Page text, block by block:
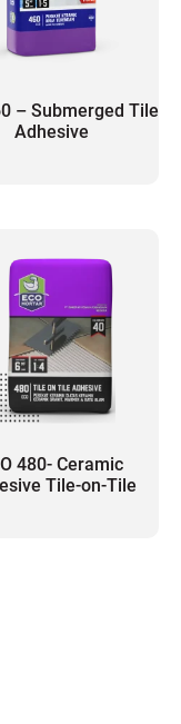
– Submerged Tile
Adhesive
480- Ceramic
Tile-on-Tile